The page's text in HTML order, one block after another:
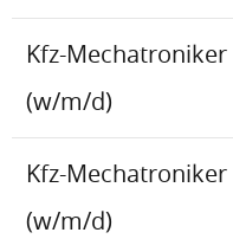
Kfz-
(w/m/d)
Kfz-
(w/m/d)